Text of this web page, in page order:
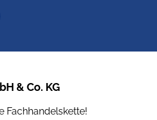
& Co. KG
Fachhandelskette!